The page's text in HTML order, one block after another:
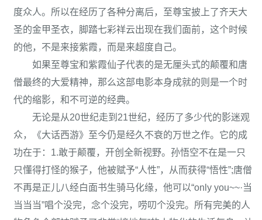
度众人。所以在经历了各种分离后，至尊宝披上了齐天大
圣的金甲圣衣，脚踏七彩祥云出现在我们面前，这个时候
的他，不是来接紫霞，而是来超度自己。
如果至尊宝和紫霞仙子代表的是无厘头式的颠覆和唐
僧最终的大爱精神，那么这部电影本身成就的则是一个时
代的缩影，和不可逆的经典。
无论是从20世纪走到21世纪，经历了多少代的影迷观
众，《大话西游》至今仍是经久不衰的万世之作。它的成
功在于：1.敢于颠覆，开创全新视野。孙悟空不在是一只
只懂得打怪的猴子，他被赋予“人性”，从而获得“悟性”;唐僧
不再是正儿八经白面书生骑马化缘，他可以“only you~~·当
当当当”唱个没完，念个没完，唠叨个没完。所有完美的人